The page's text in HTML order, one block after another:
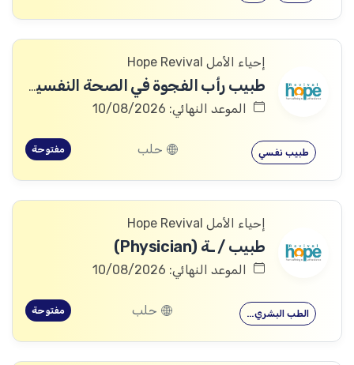
إحياء الأمل Hope Revival
طبيب رأب الفجوة في الصحة النفسية (mhGAP Doctor)
الموعد النهائي: 10/08/2026
طبيب نفسي حلب مفتوحة
إحياء الأمل Hope Revival
طبيب / ـة (Physician)
الموعد النهائي: 10/08/2026
الطب البشري… حلب مفتوحة